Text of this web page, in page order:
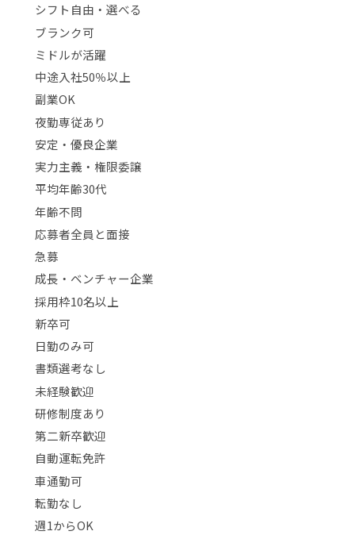
シフト自由・選べる
ブランク可
ミドルが活躍
中途入社50％以上
副業OK
夜勤専従あり
安定・優良企業
実力主義・権限委譲
平均年齢30代
年齢不問
応募者全員と面接
急募
成長・ベンチャー企業
採用枠10名以上
新卒可
日勤のみ可
書類選考なし
未経験歓迎
研修制度あり
第二新卒歓迎
自動運転免許
車通勤可
転勤なし
週1からOK